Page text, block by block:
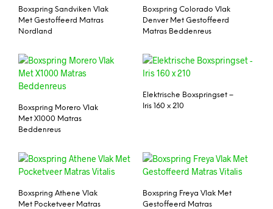
Boxspring Sandviken Vlak
Met Gestoffeerd Matras
Nordland
Boxspring Colorado Vlak
Denver Met Gestoffeerd
Matras Beddenreus
Boxspring Morero Vlak
Met X1000 Matras
Beddenreus
Elektrische Boxspringset –
Iris 160 x 210
Boxspring Athene Vlak
Met Pocketveer Matras
Boxspring Freya Vlak Met
Gestoffeerd Matras